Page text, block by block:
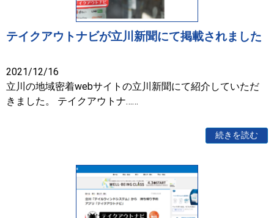
テイクアウトナビが立川新聞にて掲載されました
2021/12/16
立川の地域密着webサイトの立川新聞にて紹介していただ
きました。 テイクアウトナ……
続きを読む